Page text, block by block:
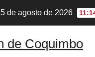
5 de agosto de 2026